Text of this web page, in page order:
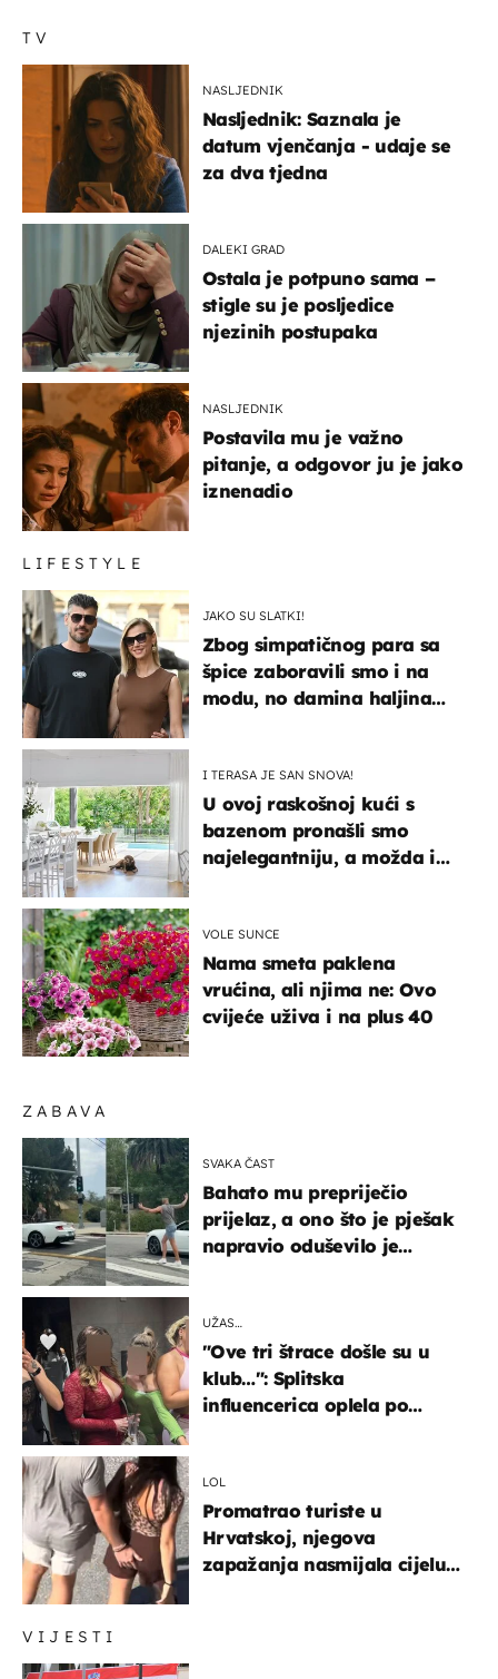
VIJESTI
ZABAVA
SVAKA ČAST
Bahato mu prepriječio
prijelaz, a ono što je pješak
napravio oduševilo je
UŽAS…
"Ove tri štrace došle su u
klub…": Splitska
influencerica oplela po
LOL
Promatrao turiste u
Hrvatskoj, njegova
zapažanja nasmijala cijelu
TV
NASLJEDNIK
Nasljednik: Saznala je
datum vjenčanja - udaje se
za dva tjedna
DALEKI GRAD
Ostala je potpuno sama –
stigle su je posljedice
njezinih postupaka
NASLJEDNIK
Postavila mu je važno
pitanje, a odgovor ju je jako
iznenadio
LIFESTYLE
JAKO SU SLATKI!
Zbog simpatičnog para sa
špice zaboravili smo i na
modu, no damina haljina
I TERASA JE SAN SNOVA!
U ovoj raskošnoj kući s
bazenom pronašli smo
najelegantniju, a možda i
VOLE SUNCE
Nama smeta paklena
vrućina, ali njima ne: Ovo
cvijeće uživa i na plus 40